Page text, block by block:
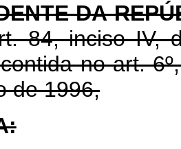
DA
84, inciso IV,
no art.
de 1996,